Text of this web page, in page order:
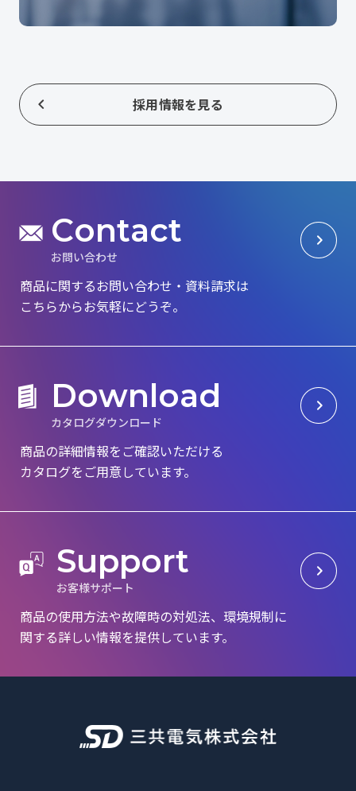
採用情報を見る
Contact
お問い合わせ
商品に関するお問い合わせ・資料請求は
こちらからお気軽にどうぞ。
Download
カタログダウンロー ド
商品の詳細情報をご確認いただける
カタログを ご用意しています。
Support
お客様サポー ト
商品の使用方法や故障時の対処法、環境規制に
関する詳しい情報を提供しています。